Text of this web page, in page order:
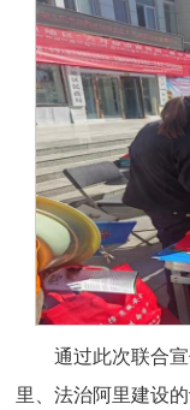
通过此次联合
里、法治阿里建设